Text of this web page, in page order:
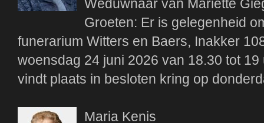
Weduwnaar van Mariette
Groeten: Er is gelegenheid
funerarium Witters en Baers, Inakker
woensdag 24 juni 2026 van 18.30 tot
vindt plaats in besloten kring op
Maria Kenis